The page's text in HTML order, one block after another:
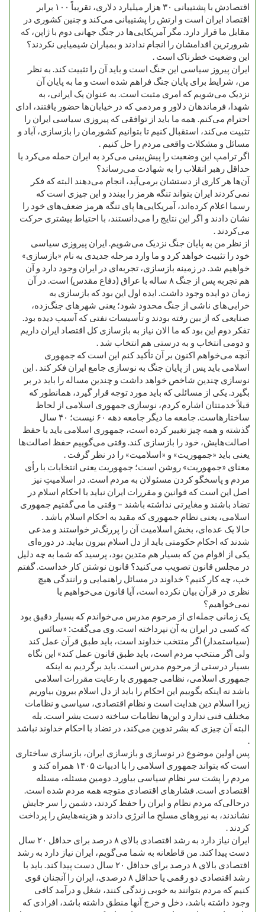
اقتصادش با پشتیبانی ۳۰ هزار میلیارد دلاری، تقریباً ۱۰۰ برابر
اقتصاد ایران است و ارتش را پشتیبانی می‌کند و چنین کشوری در
مقابل ما قرار دارد. مگر آمریکایی‌ها در جنگ جهانی دوم با ژاپن، که
شرورترین اقدامشان را انجام ندادند و بمباران شیمیایی نکردند؟
این وضعیت خطرناک است .
ایران پیروز سیاسی این جنگ است و باید آن را تثبیت کند. به نظر
من، شرایط برای پایان جنگ فراهم شده است و ما به پایان آن
نزدیک می‌شویم که امری مثبت است. به عنوان یک ایرانی، به
شهدا، فرماندهان دلاور و مردمی که در خیابان‌ها حضور یافتند، ادای
احترام می‌کنم. همه ما باید از توافقی که پیروزی سیاسی ایران را
تثبیت می‌کند، استقبال کنیم تا بتوانیم کشورمان را بازسازی، آباد و
مسائل و مشکلات واقعی مردم را حل کنیم .
اگر ترامپ این وضعیت را پیش‌بینی می‌کرد به ایران حمله می‌کرد یا
حداقل رهبر انقلاب را به شهادت می‌رساند؟
آن‌ها هر کاری از دستشان برمی‌آید، انجام می‌دهند البته که فکر
نمی‌کردند ایران بتواند تنگه هرمز را ببندد و این چیزی است که
رسما اعلام کرده‌اند، آمریکایی‌ها پای تنگه هرمز ضعف‌های خود را
نشان دادند و اگر این نتایج را می‌دانستند، با احتیاط بیشتری حرکت
می‌کردند .
از نظر من به پایان جنگ نزدیک می‌شویم. ایران پیروزی سیاسی
خود را تثبیت خواهد کرد و ما وارد مرحله جدیدی به نام «بازسازی»
خواهیم شد. در زمینه بازسازی، تجربه‌ای در ایران وجود دارد و آن
هم تجربه پس از جنگ ۸ ساله با عراق (دفاع مقدس) است. در آن
زمان دو ایده وجود داشت. ایده اول این بود که بازسازی به
خرابی‌های ناشی از جنگ محدود شود؛ یعنی شهرهای جنگ‌زده،
صنایعی که از بین رفته بودند و تأسیسات نفتی که آسیب دیده بود.
تفکر دوم این بود که ما الان نیاز به بازسازی کل اقتصاد ایران داریم
و دومی انتخاب و به درستی هم انتخاب شد .
آنچه می‌خواهم اکنون بر آن تأکید کنم این است که جمهوری
اسلامی باید پس از پایان جنگ به نوسازی جامع ایران فکر کند . این
نوسازی چندین شاخص خواهد داشت و چندین مساله را باید در بر
بگیرد. یکی از مسائلی که باید مورد توجه قرار گیرد، همانطور که
قبلاً خدمتتان اشاره کردم، نوسازی جمهوری اسلامی از لحاظ
ساختارهاست. جامعه ما دیگر جامعه دهه ۶۰ نیست؛ ۴۰ سال
گذشته و همه چیز تغییر کرده است، جمهوری اسلامی باید با حفظ
اصالت‌هایش، خود را بازسازی کند. وقتی می‌گوییم حفظ اصالت‌ها
یعنی باید «جمهوریت» و «اسلامیت» را در نظر گرفت .
معنای «جمهوریت» روشن است؛ جمهوریت یعنی انتخابات با رأی
مردم و پاسخگو کردن مسئولان به مردم است. در اسلامیتِ نیز
اصل این است که قوانین و مقررات ایران نباید با احکام اسلام در
تضاد باشند و مغایرتی نداشته باشند – وقتی ما می‌گفتیم جمهوری
اسلامی، یعنی نظام جمهوری که مقید به احکام اسلام باشد .
حالا یک عده‌ای، بخش اسلامیت آن را پررنگ‌تر خواستند و مدعی
شدند که احکام حکومتی باید از دل اسلام بیرون بیاید. در دوره‌ای
یکی از اقوام من که بسیار هم متدین بود، پرسید که شما به چه دلیل
در مجلس قانون تصویب می‌کنید؟ قانون نوشتن کار خداست. گفتم
خب، چه کار کنیم؟ خداوند در مسائل راهنمایی و رانندگی هیچ
نظری در قرآن بیان نکرده است، آیا قانون می‌خواهیم یا
نمی‌خواهیم؟
یک زمانی جمله‌ای از مرحوم مدرس می‌خواندم که بسیار دقیق بود
که کسی در ایران به آن نپرداخته است. وی می‌گفت: «سائس
(سیاستمدار) اگر منتخب خداوند است، باید طبق قرآن عمل کند
ولی اگر منتخب مردم است، باید طبق قانون عمل کند» این نگاه
بسیار درستی از مرحوم مدرس است. باید برگردیم به اینکه
جمهوری اسلامی، نظامی جمهوری با رعایت مقررات اسلامی
باشد نه اینکه بگوییم این احکام را باید از دل اسلام بیرون بیاوریم
زیرا اسلام دین هدایت است و نظام اقتصادی، سیاسی و نظامات
مختلف فنی ندارد و این‌ها نظامات ساخته دست بشر است. بله
البته آن چیزی که بشر تدوین می‌کند، در تضاد با احکام خداوند نباشد
.
پس اولین موضوع در نوسازی و بازسازی ایران، بازسازی ساختاری
است که بتواند جمهوری اسلامی را با ادبیات ۱۴۰۵ همراه کند و
مردم را پشت سر نظام سیاسی بیاورد. دومین مسئله، مسئله
اقتصادی است. فشارهای اقتصادی متوجه همه مردم شده است.
درحالی‌که مردم نظام و ایران را حفظ کردند، دشمن را سر جایش
نشاندند، به نیروهای مسلح ما انرژی دادند و هزینه‌هایش را پرداخت
کردند .
ایران نیاز دارد به رشد اقتصادی بالای ۸ درصد برای حداقل ۲۰ سال
دست پیدا کند. من قاطعانه به شما می‌گویم، ایران نیاز دارد به رشد
اقتصادی بالای ۸ درصد برای حداقل ۲۰ سال دست پیدا کند. باید با
رشد اقتصادی دو رقمی یا حداقل ۸ درصدی، ایران را آنچنان قوی
کنیم که مردم بتوانند به خوبی زندگی کنند، شغل و درآمد کافی
وجود داشته باشد، دخل و خرج آنها منطق داشته باشد، افرادی که